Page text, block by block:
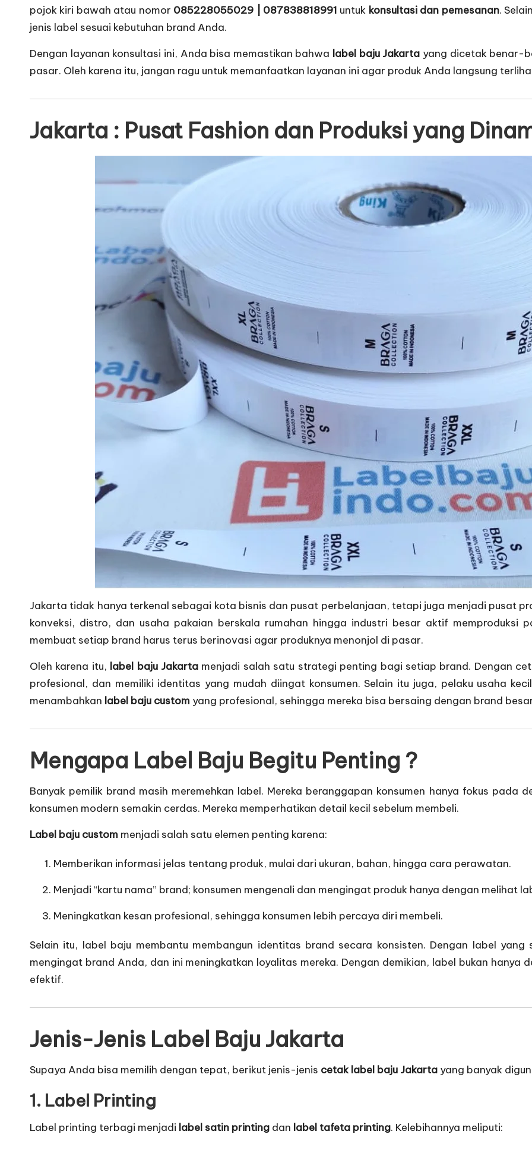
pojok kiri bawah atau nomor 085228055029 | 087838818991 untuk konsultasi dan pemesanan.
jenis label sesuai kebutuhan brand Anda.
Dengan layanan konsultasi ini, Anda bisa memastikan bahwa label baju Jakarta yang dicetak benar-
pasar. Oleh karena itu, jangan ragu untuk memanfaatkan layanan ini agar produk Anda langsung
Jakarta : Pusat Fashion dan Produksi yang
Jakarta tidak hanya terkenal sebagai kota bisnis dan pusat perbelanjaan, tetapi juga menjadi pusat
konveksi, distro, dan usaha pakaian berskala rumahan hingga industri besar aktif memproduksi
membuat setiap brand harus terus berinovasi agar produknya menonjol di pasar.
Oleh karena itu, label baju Jakarta menjadi salah satu strategi penting bagi setiap brand. Dengan
profesional, dan memiliki identitas yang mudah diingat konsumen. Selain itu juga, pelaku usaha
menambahkan label baju custom yang profesional, sehingga mereka bisa bersaing dengan brand
Mengapa Label Baju Begitu Penting ?
Banyak pemilik brand masih meremehkan label. Mereka beranggapan konsumen hanya fokus pada
konsumen modern semakin cerdas. Mereka memperhatikan detail kecil sebelum membeli.
Label baju custom menjadi salah satu elemen penting karena:
Memberikan informasi jelas tentang produk, mulai dari ukuran, bahan, hingga cara perawatan.
Menjadi “kartu nama” brand; konsumen mengenali dan mengingat produk hanya dengan melihat
Meningkatkan kesan profesional, sehingga konsumen lebih percaya diri membeli.
Selain itu, label baju membantu membangun identitas brand secara konsisten. Dengan label yang
mengingat brand Anda, dan ini meningkatkan loyalitas mereka. Dengan demikian, label bukan
efektif.
Jenis-Jenis Label Baju Jakarta
Supaya Anda bisa memilih dengan tepat, berikut jenis-jenis cetak label baju Jakarta yang banyak
1. Label Printing
Label printing terbagi menjadi label satin printing dan label tafeta printing. Kelebihannya meliputi: